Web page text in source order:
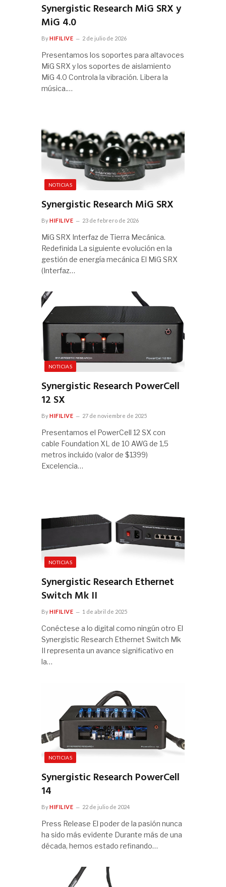
Synergistic Research MiG SRX y
MiG 4.0
ByHIFILIVE 2 de julio de 2026
Presentamos los soportes para altavoces
MiG SRX y los soportes de aislamiento
MiG 4.0 Controla la vibración. Libera la
música.…
NOTICIAS
Synergistic Research MiG SRX
ByHIFILIVE 23 de febrero de 2026
MiG SRX Interfaz de Tierra Mecánica.
Redefinida La siguiente evolución en la
gestión de energía mecánica El MiG SRX
(Interfaz…
NOTICIAS
Synergistic Research PowerCell
12 SX
ByHIFILIVE 27 de noviembre de 2025
Presentamos el PowerCell 12 SX con
cable Foundation XL de 10 AWG de 1,5
metros incluido (valor de $1399)
Excelencia…
NOTICIAS
Synergistic Research Ethernet
Switch Mk II
ByHIFILIVE 1 de abril de 2025
Conéctese a lo digital como ningún otro El
Synergistic Research Ethernet Switch Mk
II representa un avance significativo en
la…
NOTICIAS
Synergistic Research PowerCell
14
ByHIFILIVE 22 de julio de 2024
Press Release El poder de la pasión nunca
ha sido más evidente Durante más de una
década, hemos estado refinando…